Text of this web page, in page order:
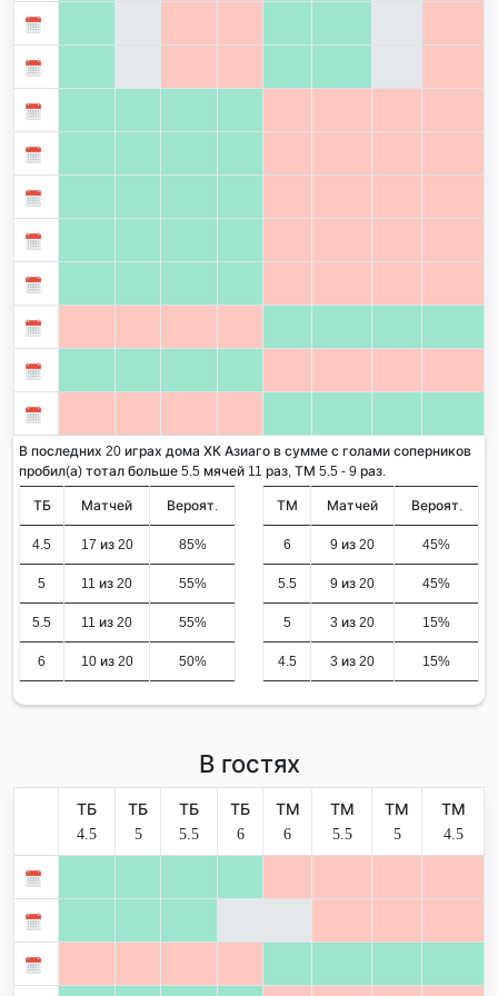
В последних 20 играх дома ХК Азиаго в сумме с голами соперников
пробил(а) тотал больше 5.5 мячей 11 раз, ТМ 5.5 - 9 раз.
ТБ Матчей Вероят.
4.5 17 из 20 85%
5 11 из 20 55%
5.5 11 из 20 55%
6 10 из 20 50%
ТМ Матчей Вероят.
6 9 из 20 45%
5.5 9 из 20 45%
5 3 из 20 15%
4.5 3 из 20 15%
В гостях
ТБ
4.5
ТБ
5
ТБ
5.5
ТБ
6
ТМ
6
ТМ
5.5
ТМ
5
ТМ
4.5